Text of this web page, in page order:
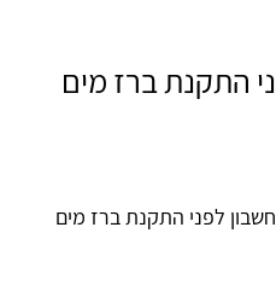
התקנת ברז מים
לפני התקנת ברז מים